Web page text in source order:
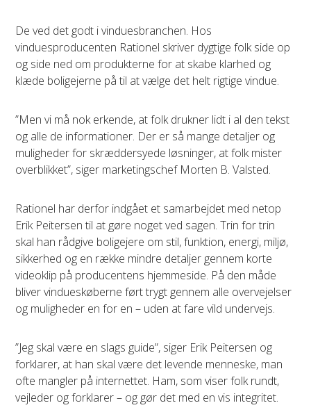
De ved det godt i vinduesbranchen. Hos
vinduesproducenten Rationel skriver dygtige folk side op
og side ned om produkterne for at skabe klarhed og
klæde boligejerne på til at vælge det helt rigtige vindue.
”Men vi må nok erkende, at folk drukner lidt i al den tekst
og alle de informationer. Der er så mange detaljer og
muligheder for skræddersyede løsninger, at folk mister
overblikket”, siger marketingschef Morten B. Valsted.
Rationel har derfor indgået et samarbejdet med netop
Erik Peitersen til at gøre noget ved sagen. Trin for trin
skal han rådgive boligejere om stil, funktion, energi, miljø,
sikkerhed og en række mindre detaljer gennem korte
videoklip på producentens hjemmeside. På den måde
bliver vindueskøberne ført trygt gennem alle overvejelser
og muligheder en for en – uden at fare vild undervejs.
”Jeg skal være en slags guide”, siger Erik Peitersen og
forklarer, at han skal være det levende menneske, man
ofte mangler på internettet. Ham, som viser folk rundt,
vejleder og forklarer – og gør det med en vis integritet.